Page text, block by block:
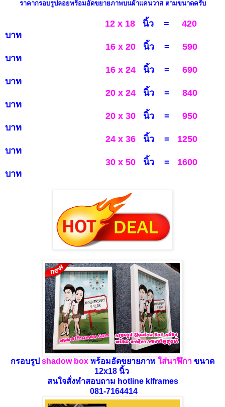
ราคากรอบรูปลอยพร้อมอัดขยายภาพบนผ้าแคนวาส ตามขนาดครับ
12 x 18 นิ้ว =
420
บาท
16 x 20
นิ้ว = 590
บาท
16 x 24 นิ้ว = 690
บาท
20 x 24 นิ้ว = 840
บาท
20 x 30 นิ้ว =
950
บาท
24 x 36 นิ้ว = 1250
บาท
30 x 50 นิ้ว = 1600
บาท
กรอบรูป shadow box พร้อมอัดขยายภาพ ใส่นาฬิกา ขนาด
12x18 นิ้ว
สนใจสั่งทำสอบถาม hotline klframes
081-7164414